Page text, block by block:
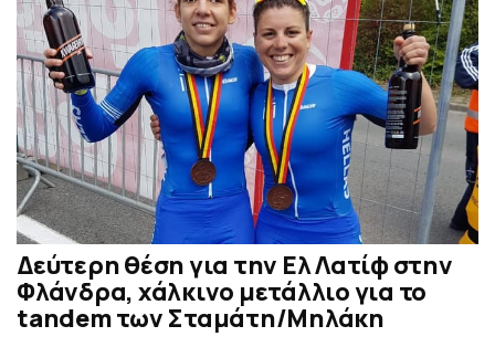
Δεύτερη θέση για την Ελ Λατίφ στην
Φλάνδρα, χάλκινο μετάλλιο για το
tandem των Σταμάτη/Μηλάκη